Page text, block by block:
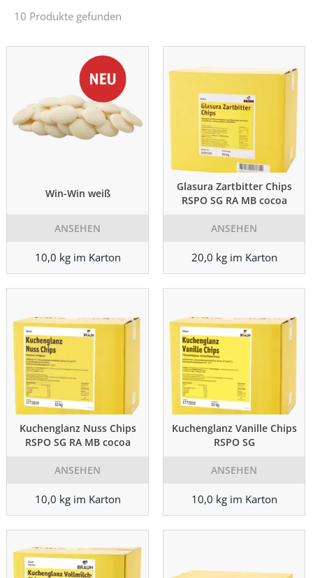
10 Produkte gefunden
Win-Win weiß
ANSEHEN
10,0 kg im Karton
Glasura Zartbitter Chips
RSPO SG RA MB cocoa
ANSEHEN
20,0 kg im Karton
Kuchenglanz Nuss Chips
RSPO SG RA MB cocoa
ANSEHEN
10,0 kg im Karton
Kuchenglanz Vanille Chips
RSPO SG
ANSEHEN
10,0 kg im Karton